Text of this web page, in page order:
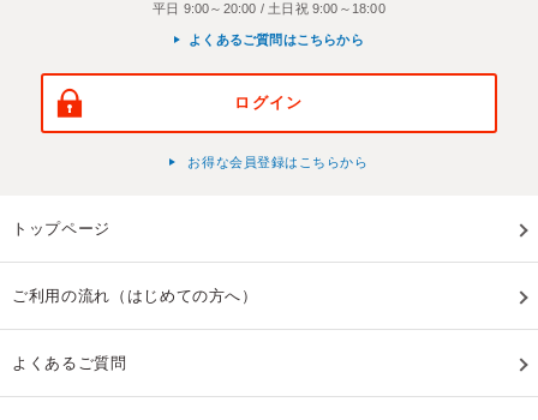
平日 9:00～20:00 / 土日祝 9:00～18:00
よくあるご質問はこちらから
ログイン
お得な会員登録はこちらから
トップページ
ご利用の流れ（はじめての方へ）
よくあるご質問